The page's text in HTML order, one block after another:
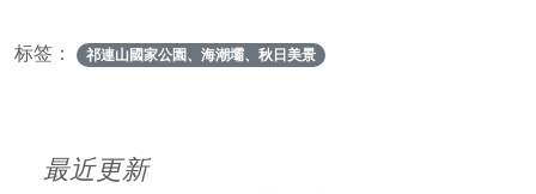
标签： 祁連山國家公園、海潮壩、秋日美景
最近更新